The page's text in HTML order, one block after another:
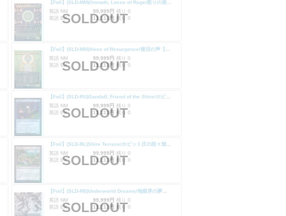
英語 NM
99,999円 残り 0
英語 EX
11,111円 残り 0
SOLDOUT
【Foil】(SLD-MM)Voice of Resurgence/復活の声【No.1258】
英語 NM
99,999円 残り 0
英語 EX
11,111円 残り 0
SOLDOUT
英語 NM
99,999円 残り 0
英語 EX
11,111円 残り 0
SOLDOUT
英語 NM
99,999円 残り 0
英語 EX
11,111円 残り 0
SOLDOUT
英語 NM
99,999円 残り 0
英語 EX
11,111円 残り 0
SOLDOUT